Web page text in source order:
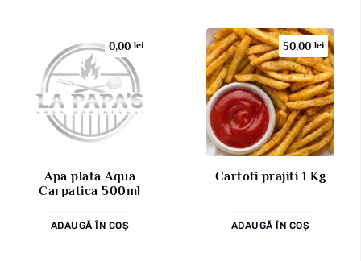
0,00lei
Apa plata Aqua
Carpatica 500ml
ADAUGĂ ÎN COȘ
50,00lei
Cartofi prajiti 1 Kg
ADAUGĂ ÎN COȘ